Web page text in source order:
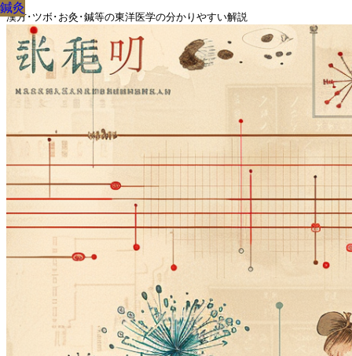
漢方･ツボ･お灸･鍼等の東洋医学の分かりやすい解説
鍼灸
鍼灸
鍼灸
鍼灸
鍼灸
鍼灸
鍼灸
鍼灸
鍼灸